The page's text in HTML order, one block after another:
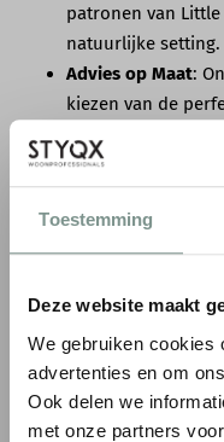
Toestemming
Deze website maakt
We gebruiken cookies
advertenties en om
Ook delen we
met onze partners
patronen van
natuurlijke setting.
Advies op Maat:
kiezen van de
voorbeeldkamers
producten.
Little Greene
Bij STYQX zijn we trots
verkooppunt te zijn. Dit